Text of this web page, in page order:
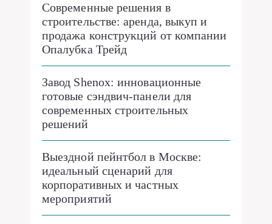
Современные решения в
строительстве: аренда, выкуп и
продажа конструкций от компании
Опалубка Трейд
Завод Shenox: инновационные
готовые сэндвич-панели для
современных строительных
решений
Выездной пейнтбол в Москве:
идеальный сценарий для
корпоративных и частных
мероприятий